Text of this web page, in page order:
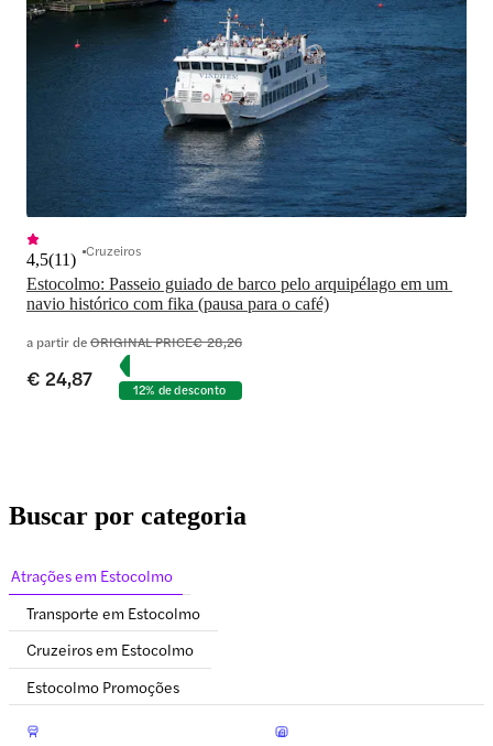
Estocolmo: Passeio guiado de barco pelo arquipélago em um
navio histórico com fika (pausa para o café)
4,5(11) Cruzeiros
a partir deORIGINAL PRICE€ 28,26
€ 24,87 12% de desconto
Buscar por categoria
Atrações em Estocolmo
Transporte em Estocolmo
Cruzeiros em Estocolmo
Estocolmo Promoções